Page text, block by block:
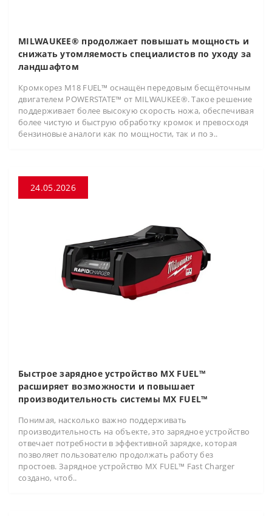
MILWAUKEE® продолжает повышать мощность и
снижать утомляемость специалистов по уходу за
ландшафтом
Кромкорез M18 FUEL™ оснащён передовым бесщёточным
двигателем POWERSTATE™ от MILWAUKEE®. Такое решение
поддерживает более высокую скорость ножа, обеспечивая
более чистую и быструю обработку кромок и превосходя
бензиновые аналоги как по мощности, так и по э..
24.05.2026
Быстрое зарядное устройство MX FUEL™
расширяет возможности и повышает
производительность системы MX FUEL™
Понимая, насколько важно поддерживать
производительность на объекте, это зарядное устройство
отвечает потребности в эффективной зарядке, которая
позволяет пользователю продолжать работу без
простоев. Зарядное устройство MX FUEL™ Fast Charger
создано, чтоб..